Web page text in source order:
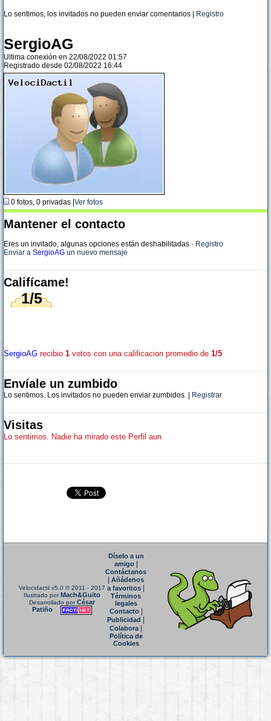
Lo sentimos, los invitados no pueden enviar comentarios | Registro
SergioAG
Ultima conexión en 22/08/2022 01:57
Registrado desde 02/08/2022 16:44
0 fotos, 0 privadas | Ver fotos
Mantener el contacto
Eres un invitado, algunas opciones están deshabilitadas · Registro
Enviar a SergioAG un nuevo mensaje
Califícame!
1/5
SergioAG recibio 1 votos con una calificacion promedio de 1/5
Envíale un zumbido
Lo sentimos. Los invitados no pueden enviar zumbidos. | Registrar
Visitas
Lo sentimos. Nadie ha mirado este Perfil aun
Velocidactil v5.0 © 2011 - 2017
Ilustrado porMach&Guito
Desarrollado porCésar
Patiño
Díselo a un
amigo|
Contáctanos
Añádenos
a favoritos
Términos
legales
Contacto|
Publicidad
Colabora|
Política de
Cookies